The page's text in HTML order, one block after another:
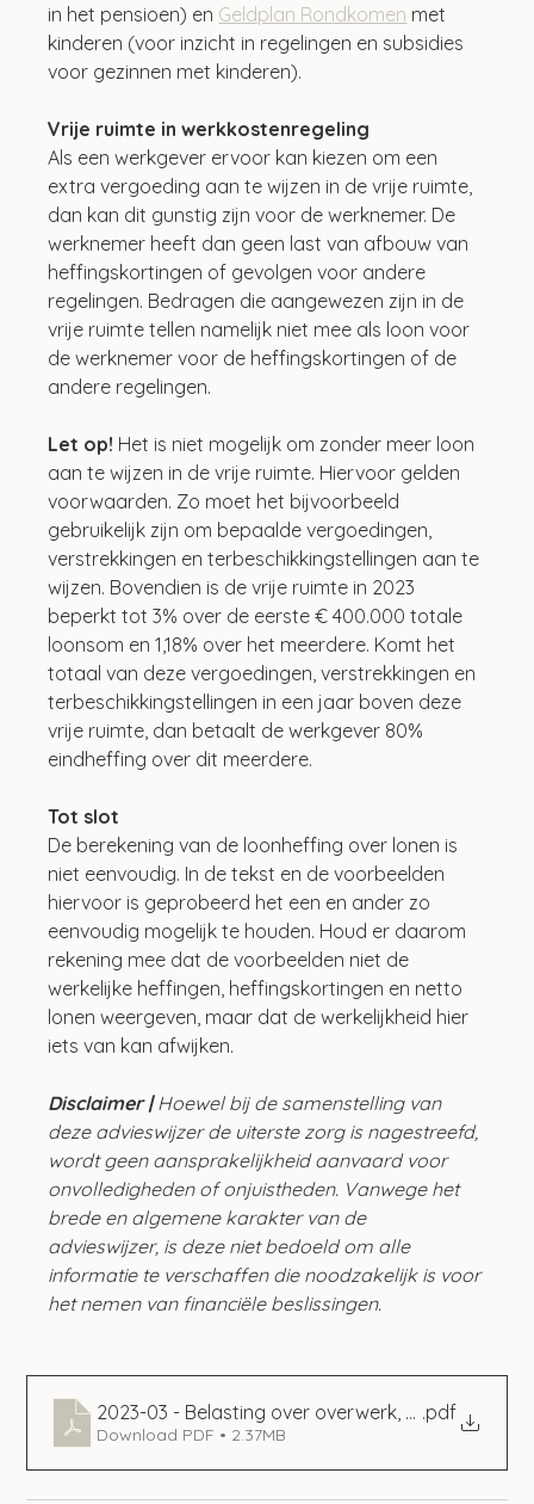
in het pensioen) en Geldplan Rondkomen met
kinderen (voor inzicht in regelingen en subsidies
voor gezinnen met kinderen).
Vrije ruimte in werkkostenregeling
Als een werkgever ervoor kan kiezen om een
extra vergoeding aan te wijzen in de vrije ruimte,
dan kan dit gunstig zijn voor de werknemer. De
werknemer heeft dan geen last van afbouw van
heffingskortingen of gevolgen voor andere
regelingen. Bedragen die aangewezen zijn in de
vrije ruimte tellen namelijk niet mee als loon voor
de werknemer voor de heffingskortingen of de
andere regelingen.
Let op! Het is niet mogelijk om zonder meer loon
aan te wijzen in de vrije ruimte. Hiervoor gelden
voorwaarden. Zo moet het bijvoorbeeld
gebruikelijk zijn om bepaalde vergoedingen,
verstrekkingen en terbeschikkingstellingen aan te
wijzen. Bovendien is de vrije ruimte in 2023
beperkt tot 3% over de eerste € 400.000 totale
loonsom en 1,18% over het meerdere. Komt het
totaal van deze vergoedingen, verstrekkingen en
terbeschikkingstellingen in een jaar boven deze
vrije ruimte, dan betaalt de werkgever 80%
eindheffing over dit meerdere.
Tot slot
De berekening van de loonheffing over lonen is
niet eenvoudig. In de tekst en de voorbeelden
hiervoor is geprobeerd het een en ander zo
eenvoudig mogelijk te houden. Houd er daarom
rekening mee dat de voorbeelden niet de
werkelijke heffingen, heffingskortingen en netto
lonen weergeven, maar dat de werkelijkheid hier
iets van kan afwijken.
Disclaimer | Hoewel bij de samenstelling van
deze advieswijzer de uiterste zorg is nagestreefd,
wordt geen aansprakelijkheid aanvaard voor
onvolledigheden of onjuistheden. Vanwege het
brede en algemene karakter van de
advieswijzer, is deze niet bedoeld om alle
informatie te verschaffen die noodzakelijk is voor
het nemen van financiële beslissingen.
2023-03 - Belasting over overwerk, bonussen en
.pdf
Download PDF • 2.37MB